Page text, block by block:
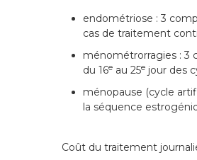
endométriose : 3
cas de traitement
ménométrorragies : 3
du 16e au 25e jour des
ménopause (cycle
la séquence
Coût du traitement